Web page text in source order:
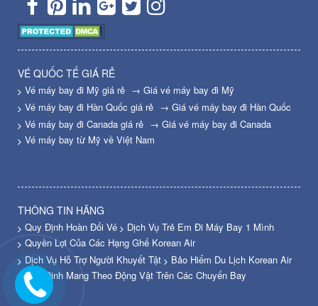
VÉ QUỐC TẾ GIÁ RẺ
Vé máy bay đi Mỹ giá rẻ → Giá vé máy bay đi Mỹ
Vé máy bay đi Hàn Quốc giá rẻ → Giá vé máy bay đi Hàn Quốc
Vé máy bay đi Canada giá rẻ → Giá vé máy bay đi Canada
Vé máy bay từ Mỹ về Việt Nam
THÔNG TIN HÃNG
Quy Định Hoàn Đổi Vé
Dịch Vụ Trẻ Em Đi Máy Bay 1 Mình
Quyền Lợi Của Các Hạng Ghế Korean Air
Dịch Vụ Hỗ Trợ Người Khuyết Tật
Bảo Hiểm Du Lịch Korean Air
Quy Định Mang Theo Động Vật Trên Các Chuyến Bay